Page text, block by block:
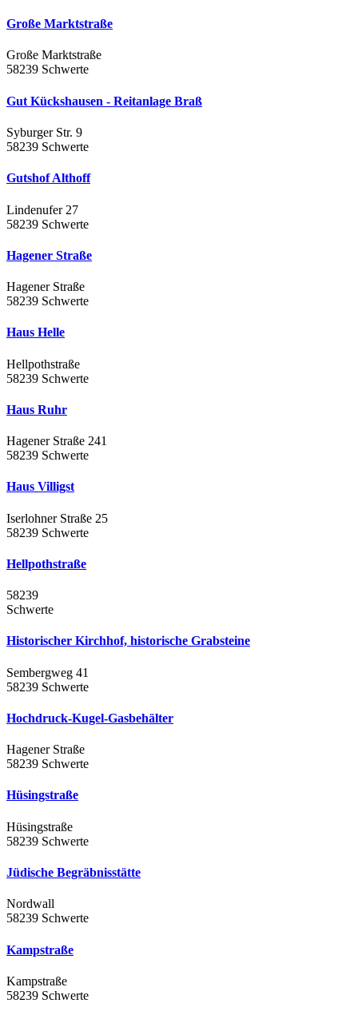
Große Marktstraße
Große Marktstraße
58239 Schwerte
Gut Kückshausen - Reitanlage Braß
Syburger Str. 9
58239 Schwerte
Gutshof Althoff
Lindenufer 27
58239 Schwerte
Hagener Straße
Hagener Straße
58239 Schwerte
Haus Helle
Hellpothstraße
58239 Schwerte
Haus Ruhr
Hagener Straße 241
58239 Schwerte
Haus Villigst
Iserlohner Straße 25
58239 Schwerte
Hellpothstraße
58239
Schwerte
Historischer Kirchhof, historische Grabsteine
Sembergweg 41
58239 Schwerte
Hochdruck-Kugel-Gasbehälter
Hagener Straße
58239 Schwerte
Hüsingstraße
Hüsingstraße
58239 Schwerte
Jüdische Begräbnisstätte
Nordwall
58239 Schwerte
Kampstraße
Kampstraße
58239 Schwerte